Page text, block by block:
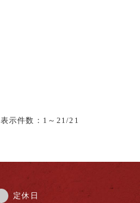
表示件数： 1 ～21/21
定休日